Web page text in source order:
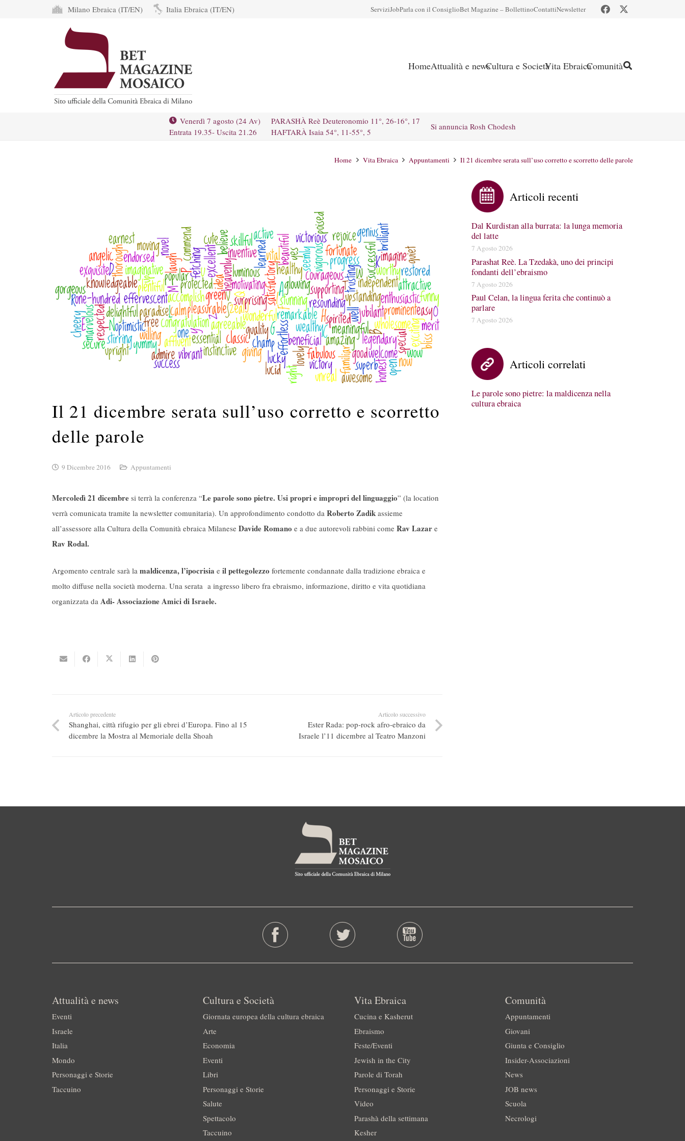
Milano Ebraica (IT/EN) Italia Ebraica (IT/EN) ServiziJobParla con il ConsiglioBet Magazine – BollettinoContattiNewsletter
HomeAttualità e newsCultura e SocietàVita EbraicaComunità
Venerdì 7 agosto (24 Av)
Entrata 19.35- Uscita 21.26
PARASHÀ Reè Deuteronomio 11°, 26-16°, 17
HAFTARÀ Isaia 54°, 11-55°, 5
Si annuncia Rosh Chodesh
Home Vita Ebraica Appuntamenti Il 21 dicembre serata sull’uso corretto e scorretto delle parole
Il 21 dicembre serata sull’uso corretto e scorretto
delle parole
9 Dicembre 2016 Appuntamenti
Mercoledì 21 dicembre si terrà la conferenza “Le parole sono pietre. Usi propri e impropri del linguaggio” (la location
verrà comunicata tramite la newsletter comunitaria). Un approfondimento condotto da Roberto Zadik assieme
all’assessore alla Cultura della Comunità ebraica Milanese Davide Romano e a due autorevoli rabbini come Rav Lazar e
Rav Rodal.
Argomento centrale sarà la maldicenza, l’ipocrisia e il pettegolezzo fortemente condannate dalla tradizione ebraica e
molto diffuse nella società moderna. Una serata a ingresso libero fra ebraismo, informazione, diritto e vita quotidiana
organizzata da Adi- Associazione Amici di Israele.
Articolo precedente
Shanghai, città rifugio per gli ebrei d’Europa. Fino al 15
dicembre la Mostra al Memoriale della Shoah
Articolo successivo
Ester Rada: pop-rock afro-ebraico da
Israele l’11 dicembre al Teatro Manzoni
Articoli recenti
Dal Kurdistan alla burrata: la lunga memoria
del latte
7 Agosto 2026
Parashat Reè. La Tzedakà, uno dei principi
fondanti dell’ebraismo
7 Agosto 2026
Paul Celan, la lingua ferita che continuò a
parlare
7 Agosto 2026
Articoli correlati
Le parole sono pietre: la maldicenza nella
cultura ebraica
Attualità e news
Eventi
Israele
Italia
Mondo
Personaggi e Storie
Taccuino
Cultura e Società
Giornata europea della cultura ebraica
Arte
Economia
Eventi
Libri
Personaggi e Storie
Salute
Spettacolo
Taccuino
Vita Ebraica
Cucina e Kasherut
Ebraismo
Feste/Eventi
Jewish in the City
Parole di Torah
Personaggi e Storie
Video
Parashà della settimana
Kesher
Comunità
Appuntamenti
Giovani
Giunta e Consiglio
Insider-Associazioni
News
JOB news
Scuola
Necrologi